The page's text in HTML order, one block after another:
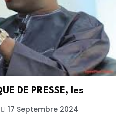
DE PRESSE, les
17 Septembre 2024